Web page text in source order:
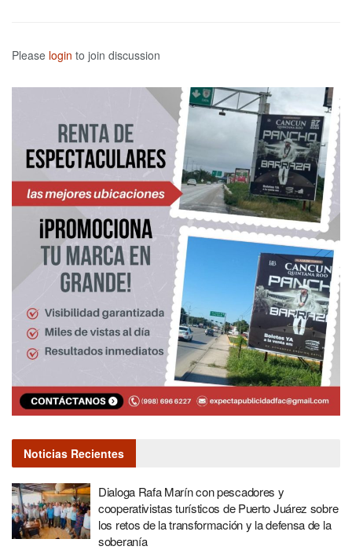
Please login to join discussion
Noticias Recientes
Dialoga Rafa Marín con pescadores y
cooperativistas turísticos de Puerto Juárez sobre
los retos de la transformación y la defensa de la
soberanía